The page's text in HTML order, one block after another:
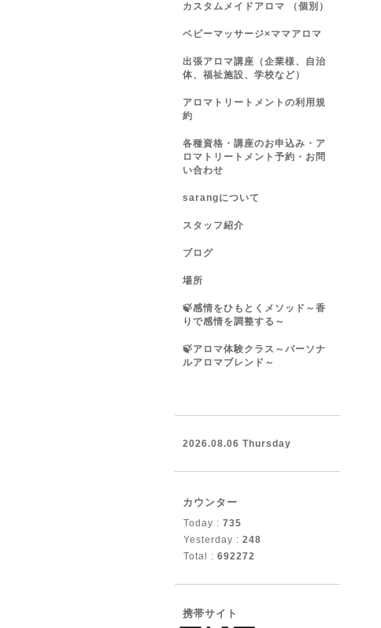
カスタムメイドアロマ （個別）
ベビーマッサージ×ママアロマ
出張アロマ講座（企業様、自治
体、福祉施設、学校など）
アロマトリートメントの利用規
約
各種資格・講座のお申込み・ア
ロマトリートメント予約・お問
い合わせ
sarangについて
スタッフ紹介
ブログ
場所
🍃感情をひもとくメソッド～香
りで感情を調整する～
🍃アロマ体験クラス～パーソナ
ルアロマブレンド～
2026.08.06 Thursday
カウンター
Today : 735
Yesterday : 248
Total : 692272
携帯サイト